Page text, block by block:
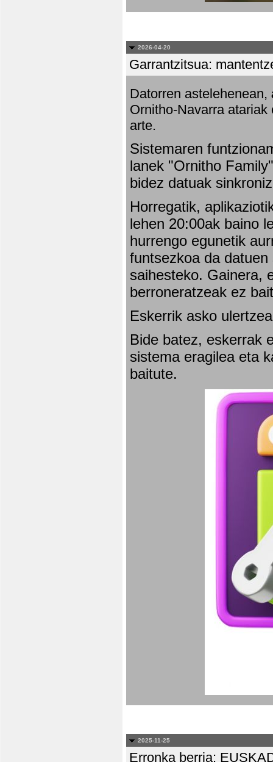
2026-04-20
Garrantzitsua:
Datorren astelehenean,
Ornitho-Navarra
arte.
Sistemaren
lanek "Ornitho
bidez datuak
Horregatik,
lehen 20:00ak baino
hurrengo egunetik
funtsezkoa da
saihesteko. Gainera,
berroneratzeak ez
Eskerrik asko
Bide batez, eskerrak
sistema eragilea eta
baitute.
2025-11-25
Erronka berria: